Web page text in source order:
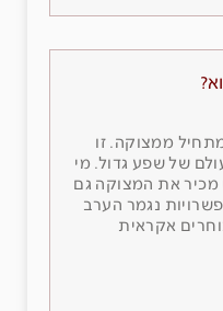
ממצוקה. זו
של שפע גדול. מי
מכיר את המצוקה גם
נגמר הערב
אקראית